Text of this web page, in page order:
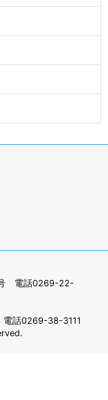
電話0269-22-
話0269-38-3111